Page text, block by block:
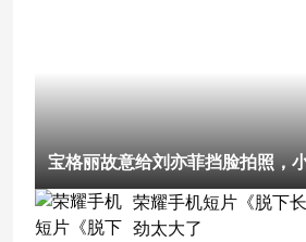
宝格丽故意给刘亦菲挡脸拍照，
荣耀手机短片《脱下
劲太大了